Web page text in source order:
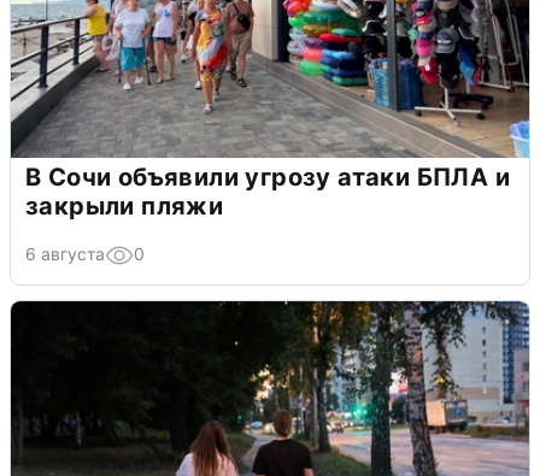
В Сочи объявили угрозу атаки БПЛА и
закрыли пляжи
6 августа 0